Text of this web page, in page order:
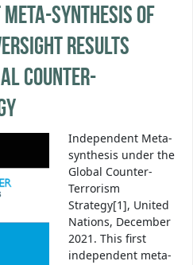
synthesis of
results
Counter-
Independent Meta-
synthesis under the
Global Counter-
Terrorism
Strategy[1], United
Nations, December
2021. This first
independent meta-